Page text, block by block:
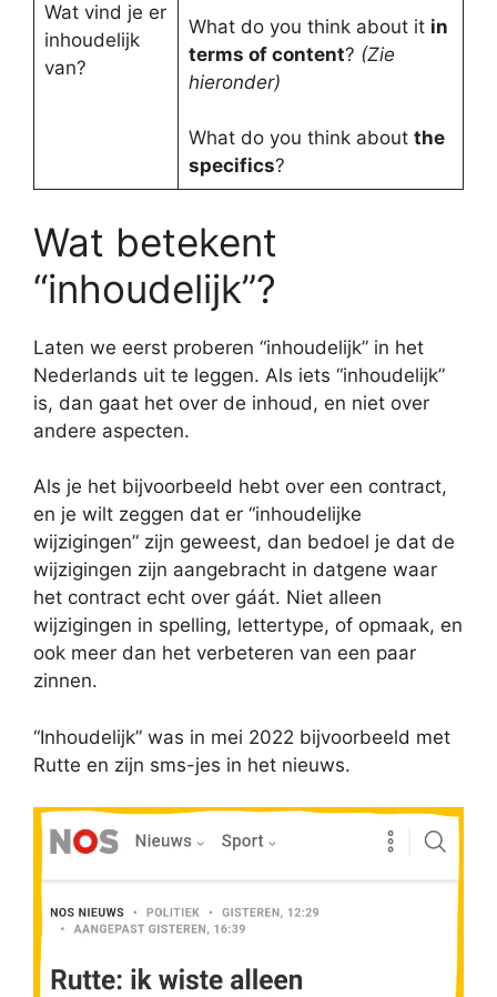
Wat vind je er
inhoudelijk
van?
What do you think about it in
terms of content? (Zie
hieronder)
What do you think about the
specifics?
Wat betekent
“inhoudelijk”?
Laten we eerst proberen “inhoudelijk” in het
Nederlands uit te leggen. Als iets “inhoudelijk”
is, dan gaat het over de inhoud, en niet over
andere aspecten.
Als je het bijvoorbeeld hebt over een contract,
en je wilt zeggen dat er “inhoudelijke
wijzigingen” zijn geweest, dan bedoel je dat de
wijzigingen zijn aangebracht in datgene waar
het contract echt over gáát. Niet alleen
wijzigingen in spelling, lettertype, of opmaak, en
ook meer dan het verbeteren van een paar
zinnen.
“Inhoudelijk” was in mei 2022 bijvoorbeeld met
Rutte en zijn sms-jes in het nieuws.